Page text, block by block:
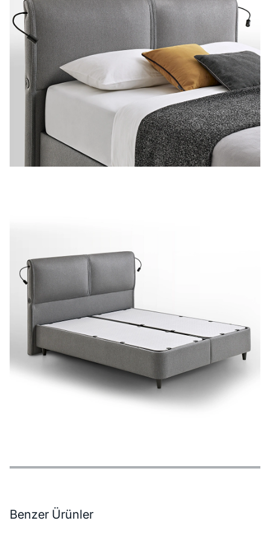
Özellikler
Ödeme Seçenekleri
Teslimat ve İade Koşulları
Benzer Ürünler